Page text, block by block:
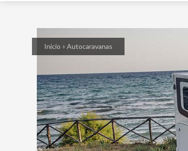
Inicio Autocaravanas